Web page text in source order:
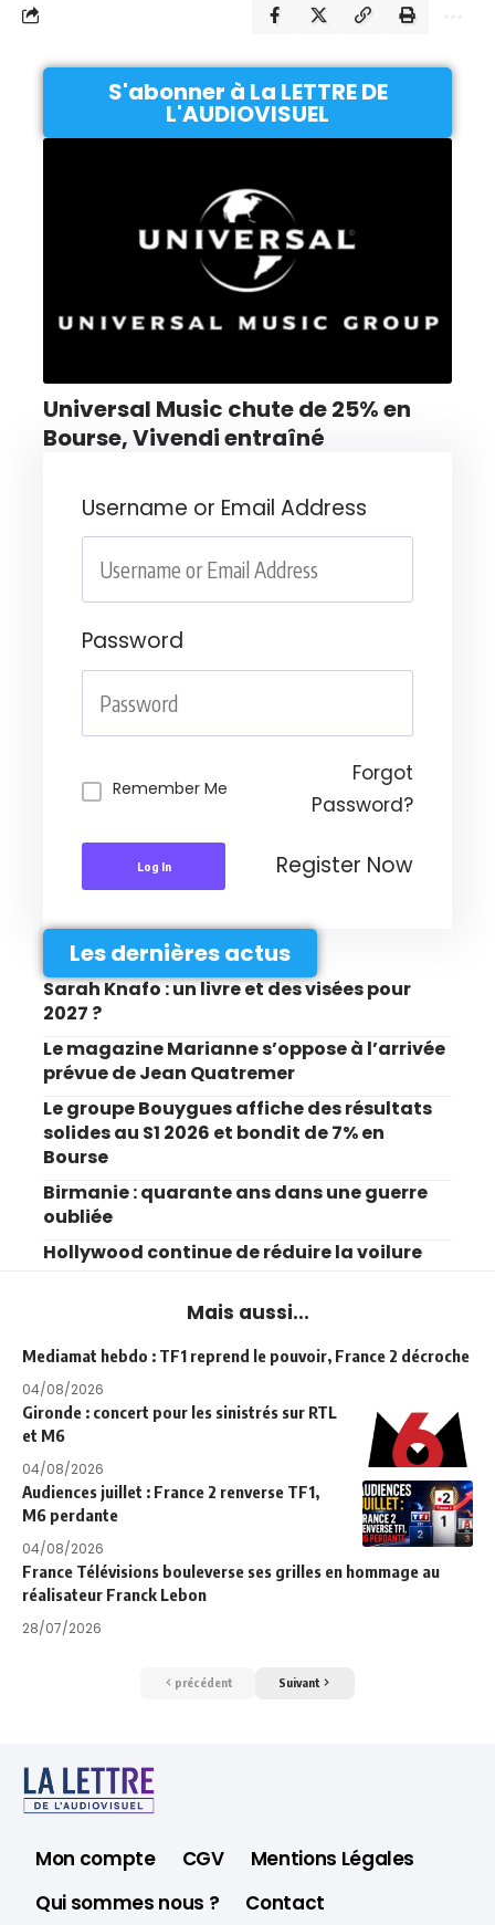
S'abonner à La LETTRE DE
L'AUDIOVISUEL
Universal Music chute de 25% en
Bourse, Vivendi entraîné
Username or Email Address
Password
Remember Me
Forgot
Password?
Log In Register Now
Les dernières actus
Sarah Knafo : un livre et des visées pour
2027 ?
Le magazine Marianne s’oppose à l’arrivée
prévue de Jean Quatremer
Le groupe Bouygues affiche des résultats
solides au S1 2026 et bondit de 7% en
Bourse
Birmanie : quarante ans dans une guerre
oubliée
Hollywood continue de réduire la voilure
Mais aussi...
Mediamat hebdo : TF1 reprend le pouvoir, France 2 décroche
04/08/2026
Gironde : concert pour les sinistrés sur RTL
et M6
04/08/2026
Audiences juillet : France 2 renverse TF1,
M6 perdante
04/08/2026
France Télévisions bouleverse ses grilles en hommage au
réalisateur Franck Lebon
28/07/2026
précédent Suivant
Mon compte CGV
Mentions Légales
Qui sommes nous ?
Contact